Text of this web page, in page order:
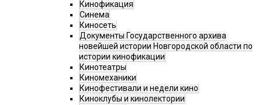
Кинофикация
Синема
Киносеть
Документы Государственного архива
новейшей истории Новгородской области по
истории кинофикации
Кинотеатры
Киномеханики
Кинофестивали и недели кино
Киноклубы и кинолектории